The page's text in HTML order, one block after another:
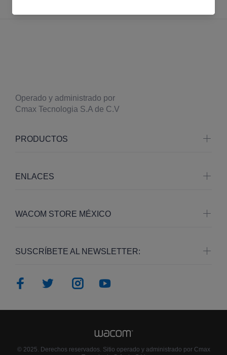
SUSCRÍBETE AL NEWSLETTER:
Operado y administrado por
Cmax Tecnologia S.A de C.V
PRODUCTOS
ENLACES
WACOM STORE MÉXICO
© 2025. Derechos reservados. Sitio operado y administrado por Cmax